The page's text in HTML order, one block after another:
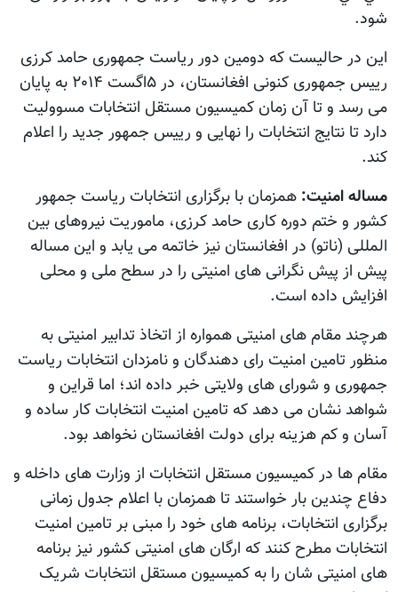
شود.
این در حالیست که دومین دور ریاست جمهوری حامد کرزی
رییس جمهوری کنونی افغانستان، در ۵اگست ۲۰۱۴ به پایان
می رسد و تا آن زمان کمیسیون مستقل انتخابات مسوولیت
دارد تا نتایج انتخابات را نهایی و رییس جمهور جدید را اعلام
کند.
مساله امنیت: همزمان با برگزاری انتخابات ریاست جمهور
کشور و ختم دوره کاری حامد کرزی، ماموریت نیروهای بین
المللی (ناتو) در افغانستان نیز خاتمه می یابد و این مساله
پیش از پیش نگرانی های امنیتی را در سطح ملی و محلی
افزایش داده است.
هرچند مقام های امنیتی همواره از اتخاذ تدابیر امنیتی به
منظور تامین امنیت رای دهندگان و نامزدان انتخابات ریاست
جمهوری و شورای های ولایتی خبر داده اند؛ اما قراین و
شواهد نشان می دهد که تامین امنیت انتخابات کار ساده و
آسان و کم هزینه برای دولت افغانستان نخواهد بود.
مقام ها در کمیسیون مستقل انتخابات از وزارت های داخله و
دفاع چندین بار خواستند تا همزمان با اعلام جدول زمانی
برگزاری انتخابات، برنامه های خود را مبنی بر تامین امنیت
انتخابات مطرح کنند که ارگان های امنیتی کشور نیز برنامه
های امنیتی شان را به کمیسیون مستقل انتخابات شریک